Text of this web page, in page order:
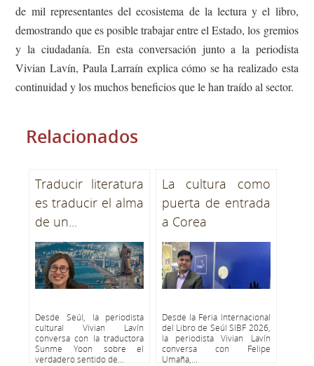
de mil representantes del ecosistema de la lectura y el libro,
demostrando que es posible trabajar entre el Estado, los gremios
y la ciudadanía. En esta conversación junto a la periodista
Vivian Lavín, Paula Larraín explica cómo se ha realizado esta
continuidad y los muchos beneficios que le han traído al sector.
Relacionados
Traducir literatura
es traducir el alma
de un...
Desde Seúl, la periodista
cultural Vivian Lavín
conversa con la traductora
Sunme Yoon sobre el
verdadero sentido de...
La cultura como
puerta de entrada
a Corea
Desde la Feria Internacional
del Libro de Seúl SIBF 2026,
la periodista Vivian Lavín
conversa con Felipe
Umaña,...